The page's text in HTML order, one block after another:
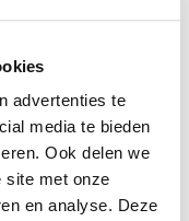
advertenties te
media te bieden
Ook delen we
site met onze
en analyse. Deze
en
niet